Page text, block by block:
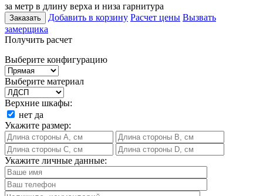
за метр в длину верха и низа гарнитура
Заказать Добавить в корзину Расчет цены Вызвать
замерщика
Получить расчет
Выберите конфигурацию
Выберите материал
Верхние шкафы:
нет да
Укажите размер:
Укажите личные данные: